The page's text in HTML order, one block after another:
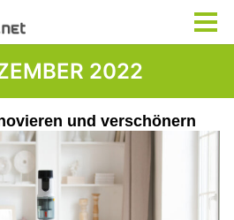
2022
und verschönern